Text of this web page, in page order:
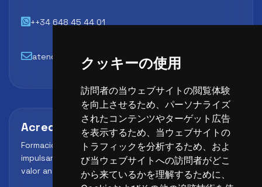
クッキーの使用
訪問者の当ウェブサイトの閲覧体験
を向上させるため、パーソナライズ
されたコンテンツやターゲット広告
を表示するため、当ウェブサイトの
トラフィックを分析するため、およ
び当ウェブサイトへの訪問者がどこ
から来ているかを理解するために、
++34 648 45 44 01
atencion@futbollab.com
Acreditaciones y alianzas
Formación, metodología y reconocimiento para
impulsar el perfil profesional del alumno y reforzar su
valor ante clubes, academias y entidades deportivas.